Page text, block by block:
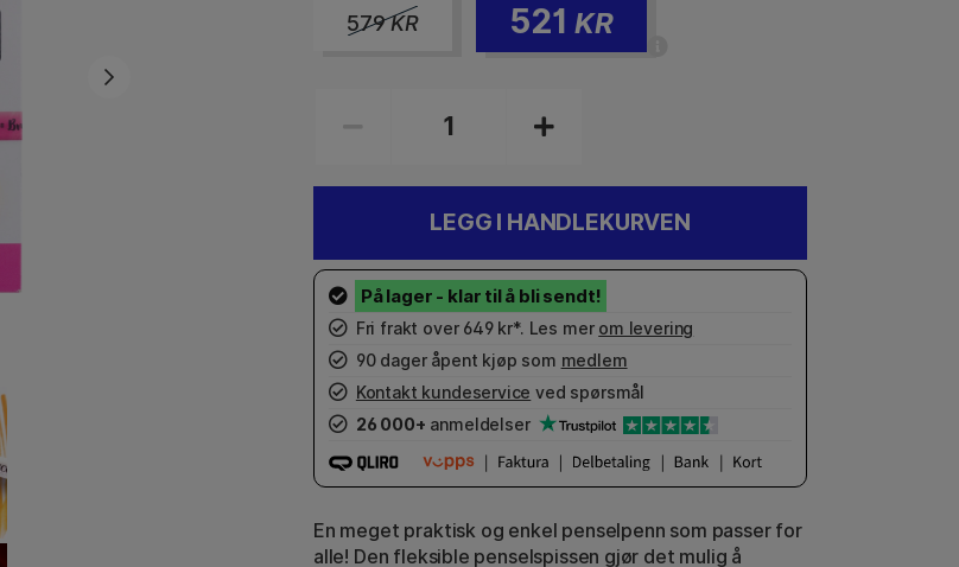
579KR 521 KR
LEGG I HANDLEKURVEN
Fri frakt over 649 kr*. Les mer om levering
90 dager åpent kjøp som medlem
Kontakt kundeservice ved spørsmål
26 000+ anmeldelser
En meget praktisk og enkel penselpenn som passer for
alle! Den fleksible penselspissen gjør det mulig å